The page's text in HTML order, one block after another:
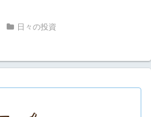
日々の投資